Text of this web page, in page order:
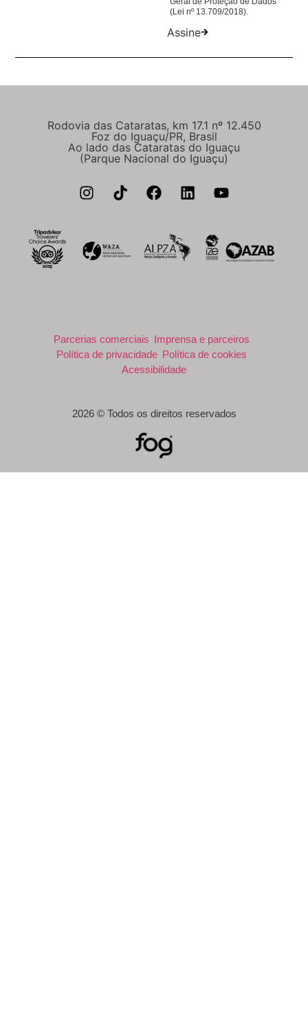
Assine
(Lei nº 13.709/2018).
Rodovia das Cataratas, km 17.1 nº 12.450
Foz do Iguaçu/PR, Brasil
Ao lado das Cataratas do Iguaçu
(Parque Nacional do Iguaçu)
Parcerias comerciais Imprensa e parceiros
Política de privacidade Política de cookies
Acessibilidade
2026 © Todos os direitos reservados